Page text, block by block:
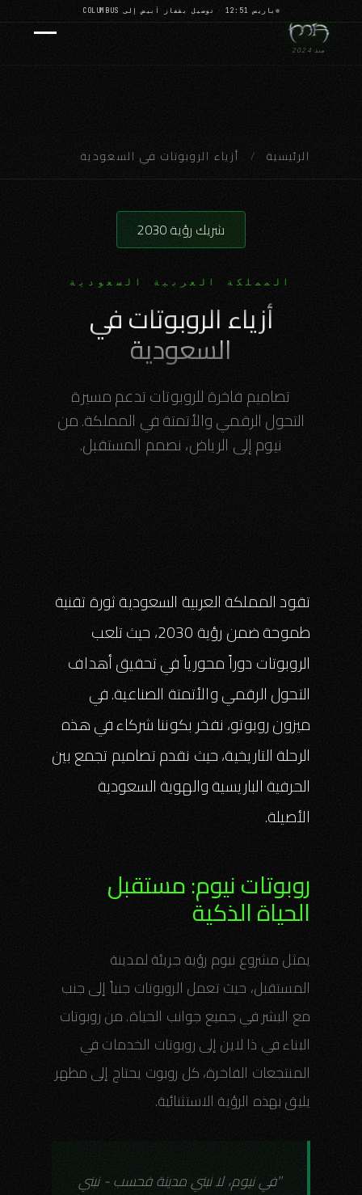
باريس 12:51 · توصيل بقفاز أبيض إلى COLUMBUS
منذ 2024
الرئيسية / أزياء الروبوتات في السعودية
شريك رؤية 2030
المملكة العربية السعودية
أزياء الروبوتات في
السعودية
تصاميم فاخرة للروبوتات تدعم مسيرة
التحول الرقمي والأتمتة في المملكة. من
نيوم إلى الرياض، نصمم المستقبل.
تقود المملكة العربية السعودية ثورة تقنية
طموحة ضمن رؤية 2030، حيث تلعب
الروبوتات دوراً محورياً في تحقيق أهداف
التحول الرقمي والأتمتة الصناعية. في
ميزون روبوتو، نفخر بكوننا شركاء في هذه
الرحلة التاريخية، حيث نقدم تصاميم تجمع بين
الحرفية الباريسية والهوية السعودية
الأصيلة.
روبوتات نيوم: مستقبل
الحياة الذكية
يمثل مشروع نيوم رؤية جريئة لمدينة
المستقبل، حيث تعمل الروبوتات جنباً إلى جنب
مع البشر في جميع جوانب الحياة. من روبوتات
البناء في ذا لاين إلى روبوتات الخدمات في
المنتجعات الفاخرة، كل روبوت يحتاج إلى مظهر
يليق بهذه الرؤية الاستثنائية.
"في نيوم، لا نبني مدينة فحسب - نبني